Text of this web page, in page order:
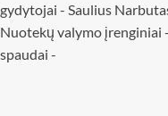
gydytojai - Saulius
Nuotekų valymo įrenginiai -
spaudai -